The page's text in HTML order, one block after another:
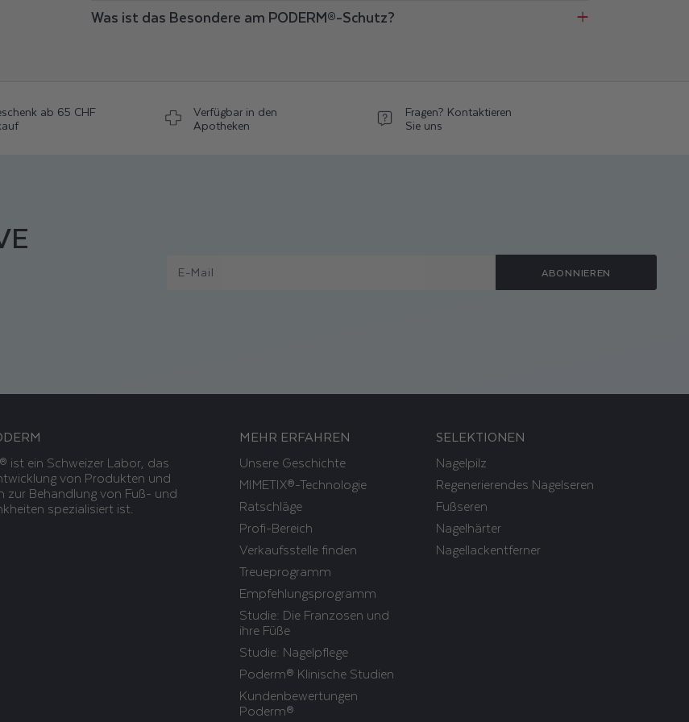
Was ist das Besondere am PODERM®-Schutz?
ab 65 CHF Verfügbar in den
Apotheken
Fragen? Kontaktieren
Sie uns
E-Mail ABONNIEREN
ist ein Schweizer Labor, das
von Produkten und
zur Behandlung von Fuß- und
spezialisiert ist.
MEHR ERFAHREN
Unsere Geschichte
MIMETIX®-Technologie
Ratschläge
Profi-Bereich
Verkaufsstelle finden
Treueprogramm
Empfehlungsprogramm
Studie: Die Franzosen und
ihre Füße
Studie: Nagelpflege
Poderm® Klinische Studien
Kundenbewertungen
Poderm®
SELEKTIONEN
Nagelpilz
Regenerierendes Nagelseren
Fußseren
Nagelhärter
Nagellackentferner